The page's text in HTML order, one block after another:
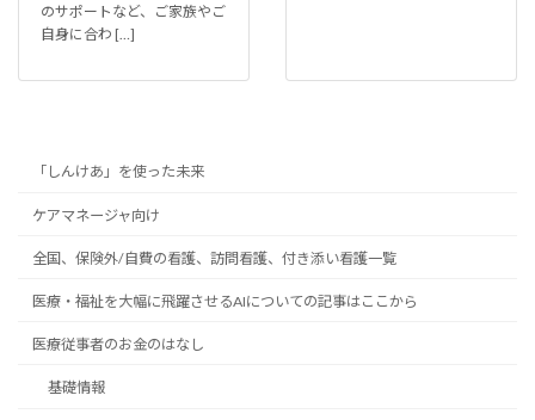
のサポートなど、ご家族やご
自身に合わ […]
「しんけあ」を使った未来
ケアマネージャ向け
全国、保険外/自費の看護、訪問看護、付き添い看護一覧
医療・福祉を大幅に飛躍させるAIについての記事はここから
医療従事者のお金のはなし
基礎情報